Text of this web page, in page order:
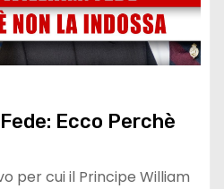
Ecco Perchè
per cui il Principe William